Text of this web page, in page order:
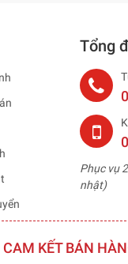
Tổng
Phục vụ
nhật)
CAM KẾT BÁN